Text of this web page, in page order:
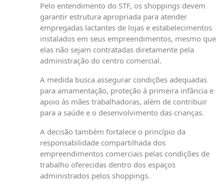
Pelo entendimento do STF, os shoppings devem
garantir estrutura apropriada para atender
empregadas lactantes de lojas e estabelecimentos
instalados em seus empreendimentos, mesmo que
elas não sejam contratadas diretamente pela
administração do centro comercial.
A medida busca assegurar condições adequadas
para amamentação, proteção à primeira infância e
apoio às mães trabalhadoras, além de contribuir
para a saúde e o desenvolvimento das crianças.
A decisão também fortalece o princípio da
responsabilidade compartilhada dos
empreendimentos comerciais pelas condições de
trabalho oferecidas dentro dos espaços
administrados pelos shoppings.